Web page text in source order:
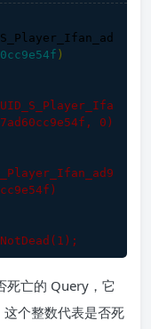
)
0 )
( 1 ) ;
死亡的 Query，它
个整数代表是否死